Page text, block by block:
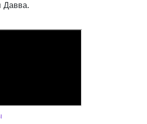
Давва.